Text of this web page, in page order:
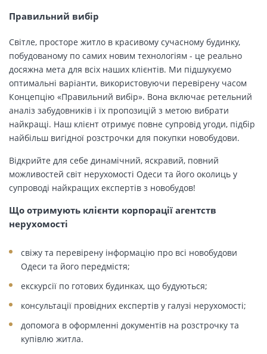
Правильний вибір
Світле, просторе житло в красивому сучасному будинку,
побудованому по самих новим технологіям - це реально
досяжна мета для всіх наших клієнтів. Ми підшукуємо
оптимальні варіанти, використовуючи перевірену часом
Концепцію «Правильний вибір». Вона включає ретельний
аналіз забудовників і їх пропозицій з метою вибрати
найкращі. Наш клієнт отримує повне супровід угоди, підбір
найбільш вигідної розстрочки для покупки новобудови.
Відкрийте для себе динамічний, яскравий, повний
можливостей світ нерухомості Одеси та його околиць у
супроводі найкращих експертів з новобудов!
Що отримують клієнти корпорації агентств
нерухомості
свіжу та перевірену інформацію про всі новобудови
Одеси та його передмістя;
екскурсії по готових будинках, що будуються;
консультації провідних експертів у галузі нерухомості;
допомога в оформленні документів на розстрочку та
купівлю житла.